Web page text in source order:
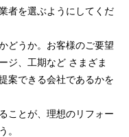
者を選ぶようにしてくだ
どうか。お客様のご要望
ジ、工期など さまざま
案できる会社であるかを
ことが、理想のリフォー
。